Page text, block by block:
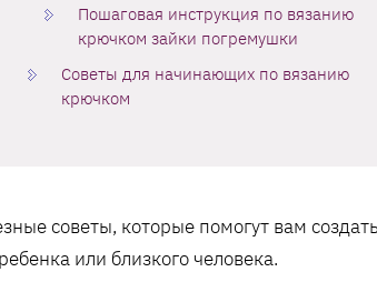
Пошаговая инструкция по вязанию
крючком зайки погремушки
Советы для начинающих по вязанию
крючком
советы, которые помогут вам создать
или близкого человека.